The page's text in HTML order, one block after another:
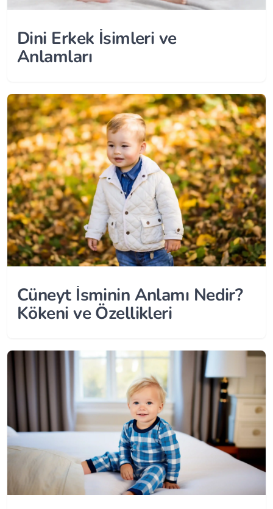
Dini Erkek İsimleri ve
Anlamları
Cüneyt İsminin Anlamı Nedir?
Kökeni ve Özellikleri